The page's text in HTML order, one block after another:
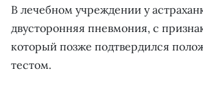
В лечебном учреждении у
двусторонняя пневмония, с
который позже подтвердился
тестом.